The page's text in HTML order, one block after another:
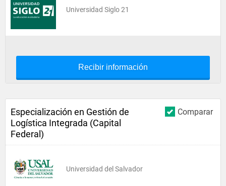
Universidad Siglo 21
Recibir información
Comparar
Especialización en Gestión de
Logística Integrada (Capital
Federal)
Universidad del Salvador